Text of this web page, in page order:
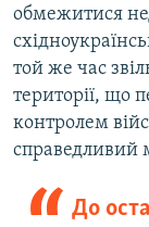
обмежитися
той же час
території, що
контролем
справедливий
До